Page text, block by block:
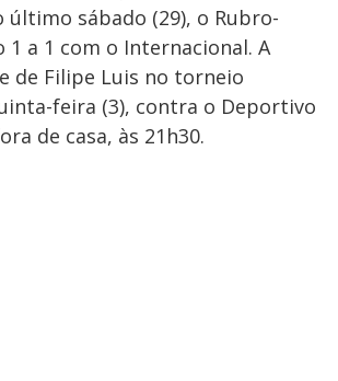
último sábado (29), o Rubro-
1 a 1 com o Internacional. A
de Filipe Luis no torneio
feira (3), contra o Deportivo
de casa, às 21h30.